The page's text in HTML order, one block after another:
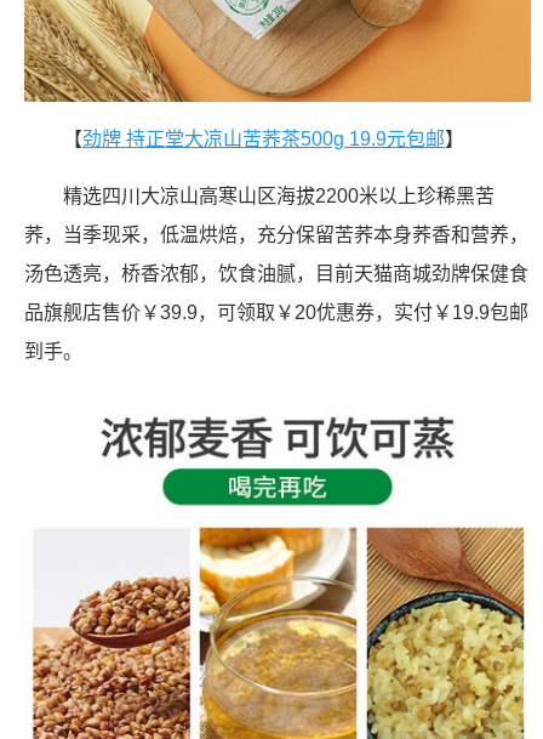
【劲牌 持正堂大凉山苦荞茶500g 19.9元包邮】
精选四川大凉山高寒山区海拔2200米以上珍稀黑苦
荞，当季现采，低温烘焙，充分保留苦荞本身荞香和营养，
汤色透亮，桥香浓郁，饮食油腻，目前天猫商城劲牌保健食
品旗舰店售价￥39.9，可领取￥20优惠券，实付￥19.9包邮
到手。